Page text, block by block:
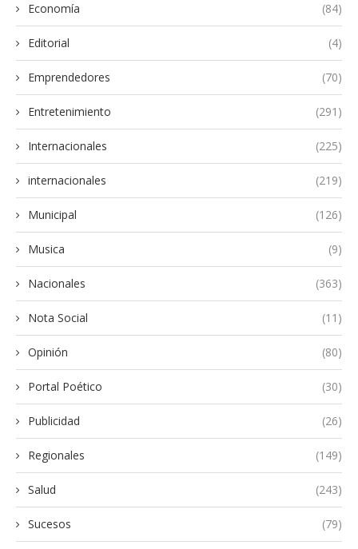
Economía (84)
Editorial (4)
Emprendedores (70)
Entretenimiento (291)
Internacionales (225)
internacionales (219)
Municipal (126)
Musica (9)
Nacionales (363)
Nota Social (11)
Opinión (80)
Portal Poético (30)
Publicidad (26)
Regionales (149)
Salud (243)
Sucesos (79)